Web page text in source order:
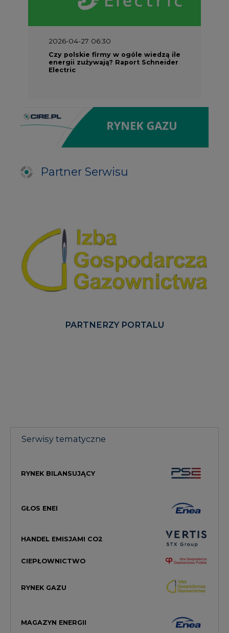
2026-04-27 06:30
Czy polskie firmy w ogóle wiedzą ile
energii zużywają? Raport Schneider
Electric
Partner Serwisu
PARTNERZY PORTALU
Serwisy tematyczne
RYNEK BILANSUJĄCY
GŁOS ENEI
HANDEL EMISJAMI CO2
CIEPŁOWNICTWO
RYNEK GAZU
MAGAZYN ENERGII